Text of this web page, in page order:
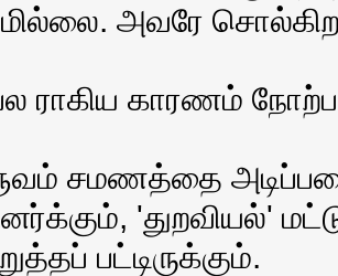
அவரே
ராகிய காரணம்
சமணத்தை
'துறவியல்'
பட்டிருக்கும்.